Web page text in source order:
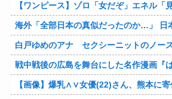
【ワンピース】ゾロ「女だぞ」エネル「見ればわかる」←ここ好きす
海外「全部日本の真似だったのか…」 日本の普通のテレビ番組が最新
白戸ゆめのアナ セクシーニットのノースリーブ
戦中戦後の広島を舞台にした名作漫画『はだしのゲン』が全巻50％オフで買える激安セ
【画像】爆乳∧∨女優(22)さん、熊本に寄付した結果